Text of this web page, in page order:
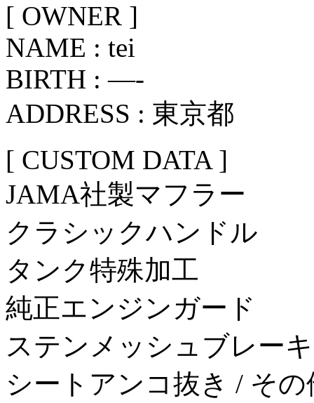
[ OWNER ]
NAME : tei
BIRTH : —-
ADDRESS : 東京都
[ CUSTOM DATA ]
JAMA社製マフラー
クラシックハンドル
タンク特殊加工
純正エンジンガード
ステンメッシュブレー
シートアンコ抜き / その